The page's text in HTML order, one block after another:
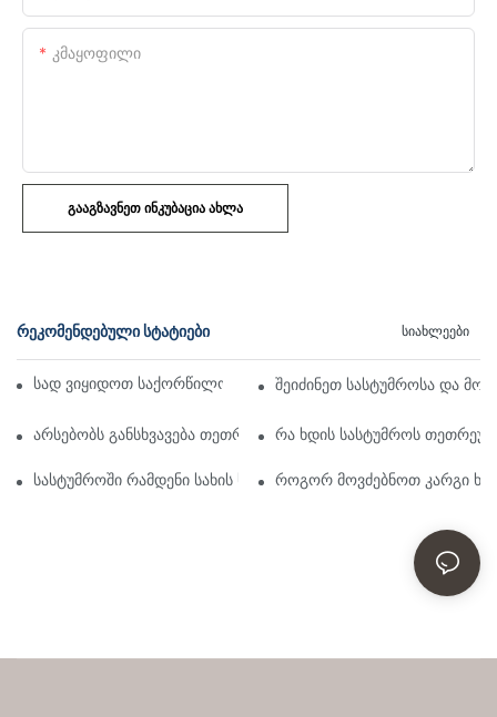
Კმაყოფილი
ᲒᲐᲐᲒᲖᲐᲕᲜᲔᲗ ᲘᲜᲙᲣᲑᲐᲪᲘᲐ ᲐᲮᲚᲐ
ᲠᲔᲙᲝᲛᲔᲜᲓᲔᲑᲣᲚᲘ ᲡᲢᲐᲢᲘᲔᲑᲘ Სიახლეები
სად ვიყიდოთ საქორწილო სუფრის გადასაფარებელი
შეიძინეთ სასტუმროსა და
არსებობს განსხვავება თეთრეულსა და საწოლის თეთრეულს
რა ხდის სასტუმროს
სასტუმროში რამდენი სახის საწოლის თეთრეულია?
როგორ მოვძებნოთ კარგი